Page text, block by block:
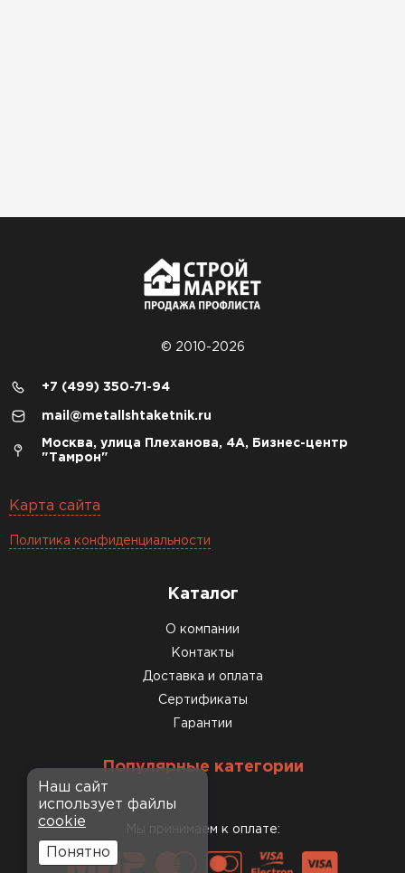
© 2010-2026
+7 (499) 350-71-94
mail@metallshtaketnik.ru
Москва, улица Плеханова, 4А, Бизнес-центр
"Тамрон"
Карта сайта
Политика конфиденциальности
Каталог
О компании
Контакты
Доставка и оплата
Сертификаты
Гарантии
Популярные категории
Мы принимаем к оплате:
Наш сайт
использует файлы
cookie
Понятно